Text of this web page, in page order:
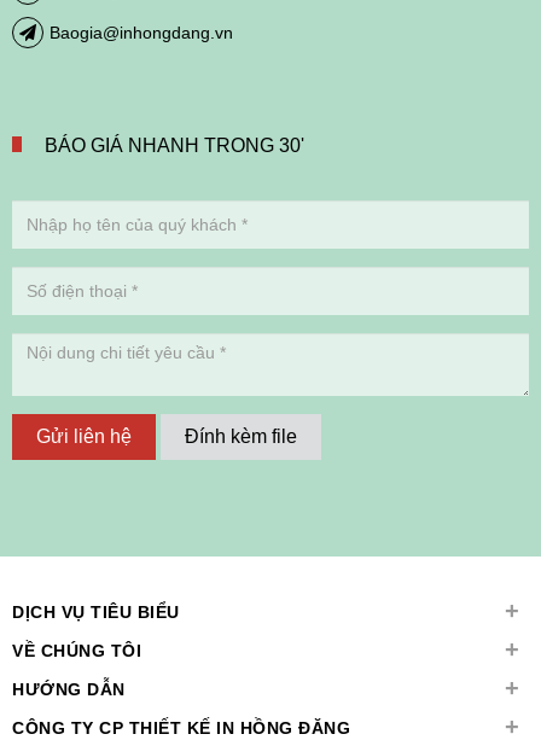
Baogia@inhongdang.vn
BÁO GIÁ NHANH TRONG 30'
Gửi liên hệ Đính kèm file
DỊCH VỤ TIÊU BIỂU +
VỀ CHÚNG TÔI +
HƯỚNG DẪN +
CÔNG TY CP THIẾT KẾ IN HỒNG ĐĂNG +